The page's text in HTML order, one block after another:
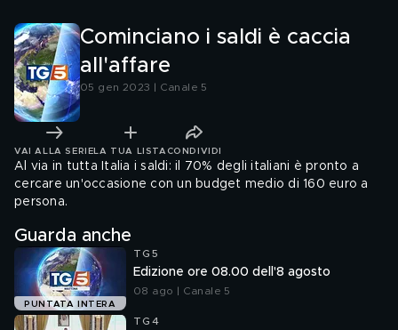
Cominciano i saldi è caccia
all'affare
05 gen 2023 | Canale 5
VAI ALLA SERIE LA TUA LISTA CONDIVIDI
Al via in tutta Italia i saldi: il 70% degli italiani è pronto a
cercare un'occasione con un budget medio di 160 euro a
persona.
Guarda anche
PUNTATA INTERA
TG5
Edizione ore 08.00 dell'8 agosto
08 ago | Canale 5
TG4